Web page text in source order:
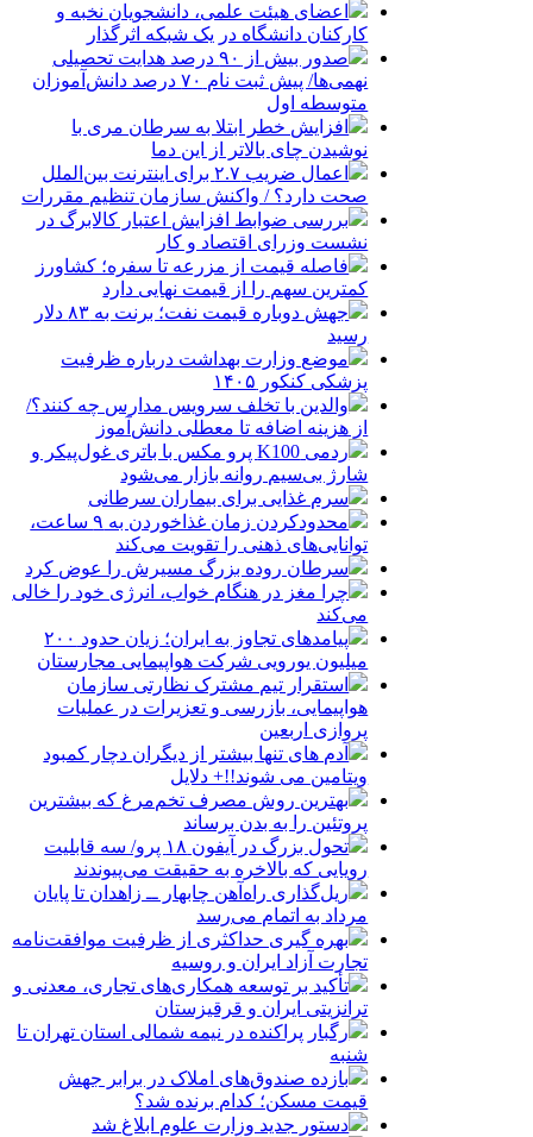
اعضای هیئت علمی، دانشجویان نخبه و
کارکنان دانشگاه در یک شبکه‌ اثرگذار
صدور بیش از ۹۰ درصد هدایت تحصیلی
نهمی‌ها/ پیش ثبت نام ۷۰ درصد دانش‌آموزان
متوسطه اول
افزایش خطر ابتلا به سرطان مری با
نوشیدن چای بالاتر از این دما
اعمال ضریب ۲.۷ برای اینترنت بین‌الملل
صحت دارد؟ / واکنش سازمان تنظیم مقررات
بررسی ضوابط افزایش اعتبار کالابرگ در
نشست وزرای اقتصاد و کار
فاصله قیمت از مزرعه تا سفره؛ کشاورز
کمترین سهم را از قیمت نهایی دارد
جهش دوباره قیمت نفت؛ برنت به ۸۳ دلار
رسید
موضع وزارت بهداشت درباره ظرفیت
پزشکی کنکور ۱۴۰۵
والدین با تخلف سرویس مدارس چه کنند؟/
از هزینه اضافه تا معطلی دانش‌آموز
ردمی K100 پرو مکس با باتری غول‌پیکر و
شارژ بی‌سیم روانه بازار می‌شود
سرم غذایی برای بیماران سرطانی
محدودکردن زمان غذاخوردن به ۹ ساعت،
توانایی‌های ذهنی را تقویت می‌کند
سرطان روده بزرگ مسیرش را عوض کرد
چرا مغز در هنگام خواب، انرژی خود را خالی
می‌کند
پیامدهای تجاوز به ایران؛ زیان حدود ۲۰۰
میلیون یورویی شرکت هواپیمایی مجارستان
استقرار تیم مشترک نظارتی سازمان
هواپیمایی، بازرسی و تعزیرات در عملیات
پروازی اربعین
آدم های تنها بیشتر از دیگران دچار کمبود
ویتامین می شوند!!+ دلایل
بهترین روش مصرف تخم‌مرغ که بیشترین
پروتئین را به بدن برساند
تحول بزرگ در آیفون ۱۸ پرو/ سه قابلیت
رویایی که بالاخره به حقیقت می‌پیوندند
ریل‌گذاری راه‌آهن چابهار ــ زاهدان تا پایان
مرداد به اتمام می‌رسد
بهره گیری حداکثری از ظرفیت موافقت‌نامه
تجارت آزاد ایران و روسیه
تأکید بر توسعه همکاری‌های تجاری، معدنی و
ترانزیتی ایران و قرقیزستان
رگبار پراکنده در نیمه شمالی استان تهران تا
شنبه
بازده صندوق‌های املاک در برابر جهش
قیمت مسکن؛ کدام برنده شد؟
دستور جدید وزارت علوم ابلاغ شد